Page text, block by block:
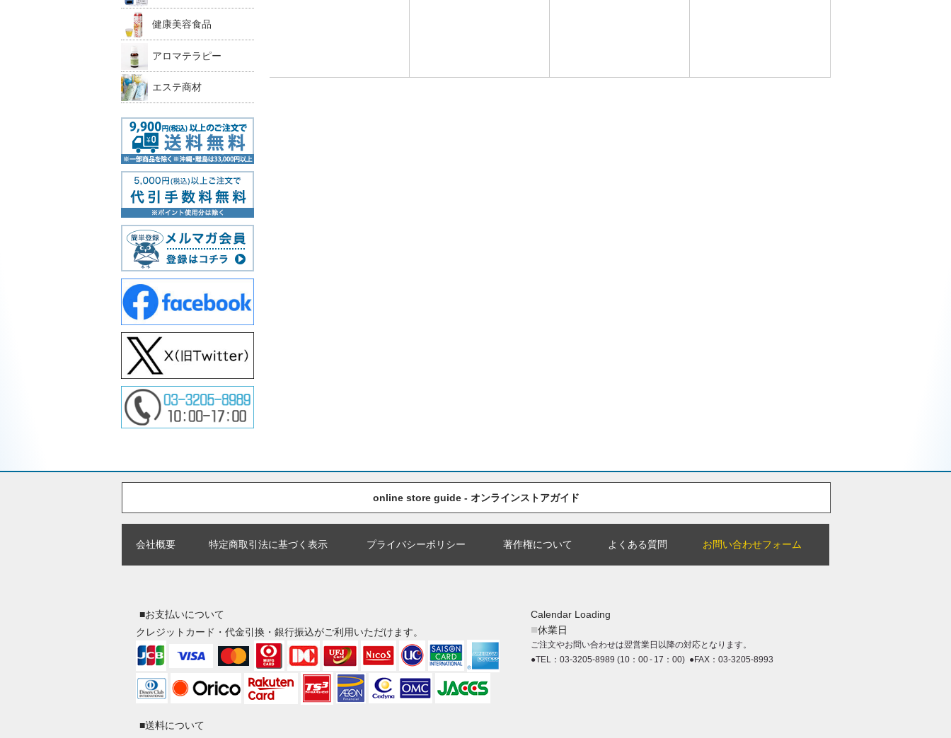
健康美容食品
アロマテラピー
エステ商材
online store guide - オンラインストアガイド
会社概要 特定商取引法に基づく表示 プライバシーポリシー 著作権について よくある質問 お問い合わせフォーム
■お支払いについて
クレジットカード・代金引換・銀行振込がご利用いただけます。
■送料について
Calendar Loading
■休業日
ご注文やお問い合わせは翌営業日以降の対応となります。
●TEL：03-3205-8989 (10：00 - 17：00) ●FAX：03-3205-8993